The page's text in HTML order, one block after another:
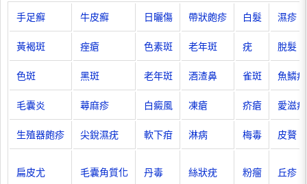
手足癬 牛皮癬 日曬傷 帶狀皰疹 白髮 濕疹
黃褐斑 痤瘡 色素斑 老年斑 疣 脫髮
色斑 黑斑 老年斑 酒渣鼻 雀斑 魚鱗病
毛囊炎 蕁麻疹 白癜風 凍瘡 疥瘡 愛滋病
生殖器皰疹 尖銳濕疣 軟下疳 淋病 梅毒 皮贅
扁皮尤 毛囊角質化 丹毒 絲狀疣 粉瘤 丘疹